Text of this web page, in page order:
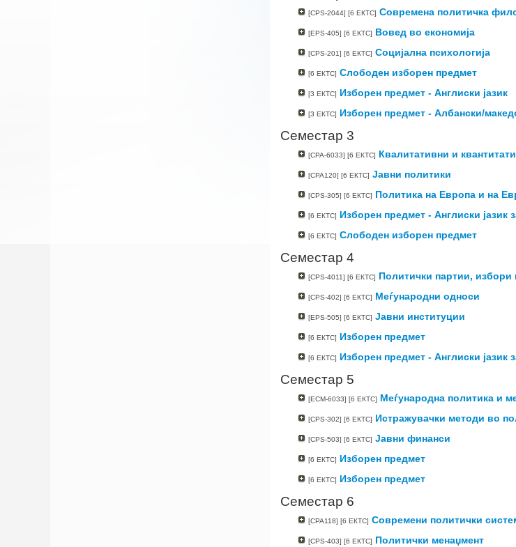
[CPS-2044] [6 ЕКТС] Современа политичка
[EPS-405] [6 ЕКТС] Вовед во економија
[CPS-201] [6 ЕКТС] Социјална психологија
[6 ЕКТС] Слободен изборен предмет
[3 ЕКТС] Изборен предмет - Англиски јазик
[3 ЕКТС] Изборен предмет - Албански/
Семестар 3
[CPA-6033] [6 ЕКТС] Квалитативни и
[CPA120] [6 ЕКТС] Јавни политики
[CPS-305] [6 ЕКТС] Политика на Европа и на
[6 ЕКТС] Изборен предмет - Англиски јазик
[6 ЕКТС] Слободен изборен предмет
Семестар 4
[CPS-4011] [6 ЕКТС] Политички партии,
[CPS-402] [6 ЕКТС] Меѓународни односи
[EPS-505] [6 ЕКТС] Јавни институции
[6 ЕКТС] Изборен предмет
[6 ЕКТС] Изборен предмет - Англиски јазик
Семестар 5
[ECM-6033] [6 ЕКТС] Меѓународна политика и
[CPS-302] [6 ЕКТС] Истражувачки методи во
[CPS-503] [6 ЕКТС] Јавни финанси
[6 ЕКТС] Изборен предмет
[6 ЕКТС] Изборен предмет
Семестар 6
[CPA118] [6 ЕКТС] Современи политички
[CPS-403] [6 ЕКТС] Политички менаџмент